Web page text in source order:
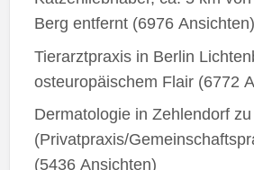
Berg entfernt(6976 Ansichten)
Tierarztpraxis in Berlin
osteuropäischem Flair(6772
Dermatologie in Zehlendorf
(Privatpraxis/
(5436 Ansichten)